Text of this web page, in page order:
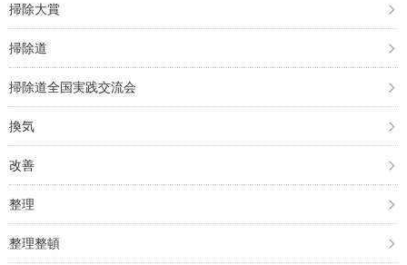
掃除大賞
掃除道
掃除道全国実践交流会
換気
改善
整理
整理整頓